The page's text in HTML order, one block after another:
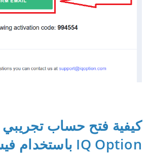
كيفية فتح حساب
IQ Option باستخدام فيسبوك